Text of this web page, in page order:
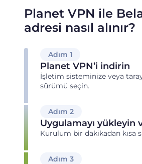
Planet VPN ile
adresi nasıl alınır?
Adım 1
Planet VPN’i indirin
İşletim sisteminize veya
sürümü seçin.
Adım 2
Uygulamayı yükleyin
Kurulum bir dakikadan kısa
Adım 3